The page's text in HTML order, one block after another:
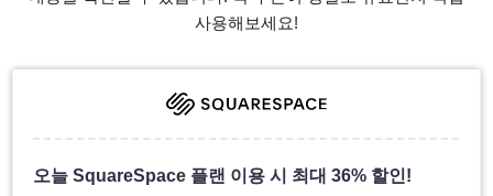
사용해보세요!
오늘 SquareSpace 플랜 이용 시 최대 36% 할인!